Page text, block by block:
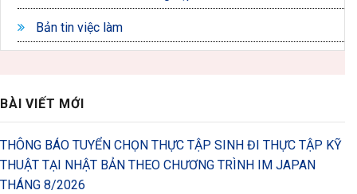
Bản tin việc làm
BÀI VIẾT MỚI
THÔNG BÁO TUYỂN CHỌN THỰC TẬP SINH ĐI THỰC TẬP KỸ
THUẬT TẠI NHẬT BẢN THEO CHƯƠNG TRÌNH IM JAPAN
THÁNG 8/2026